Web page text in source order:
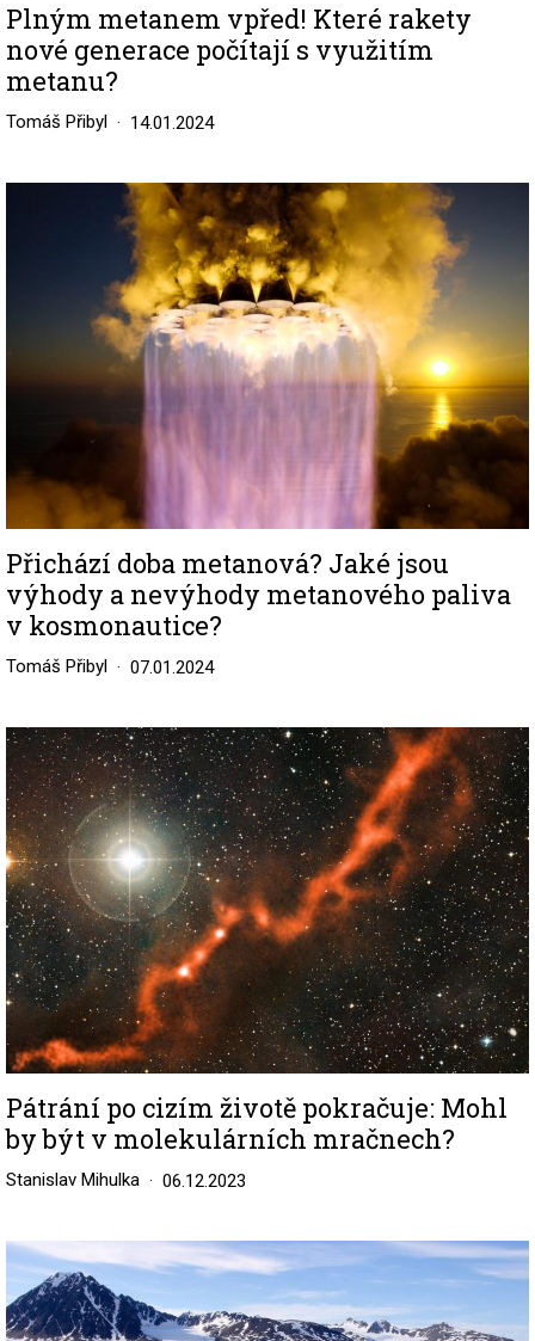
Plným metanem vpřed! Které rakety
nové generace počítají s využitím
metanu?
Tomáš Přibyl 14.01.2024
Přichází doba metanová? Jaké jsou
výhody a nevýhody metanového paliva
v kosmonautice?
Tomáš Přibyl 07.01.2024
Image
Pátrání po cizím životě pokračuje: Mohl
by být v molekulárních mračnech?
Stanislav Mihulka 06.12.2023
Image